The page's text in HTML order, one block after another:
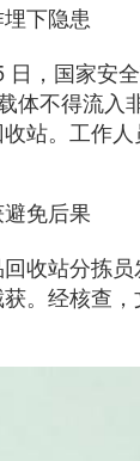
埋下隐患
日，国家安
体不得流
站。工作
避免后果
收站分拣
。经核查